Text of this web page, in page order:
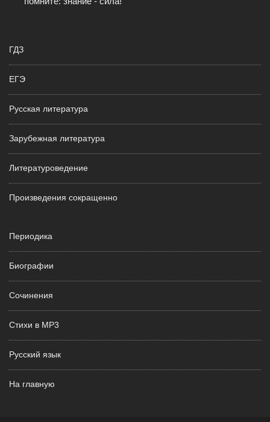
ГДЗ
ЕГЭ
Русская литература
Зарубежная литература
Литературоведение
Произведения сокращенно
Периодика
Биографии
Сочинения
Стихи в MP3
Русский язык
На главную